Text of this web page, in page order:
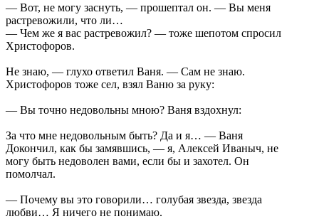
— Вот, не могу заснуть, — прошептал он. — Вы меня
растревожили, что ли…
— Чем же я вас растревожил? — тоже шепотом спросил
Христофоров.
Не знаю, — глухо ответил Ваня. — Сам не знаю.
Христофоров тоже сел, взял Ваню за руку:
— Вы точно недовольны мною? Ваня вздохнул:
За что мне недовольным быть? Да и я… — Ваня
Докончил, как бы замявшись, — я, Алексей Иваныч, не
могу быть недоволен вами, если бы и захотел. Он
помолчал.
— Почему вы это говорили… голубая звезда, звезда
любви… Я ничего не понимаю.